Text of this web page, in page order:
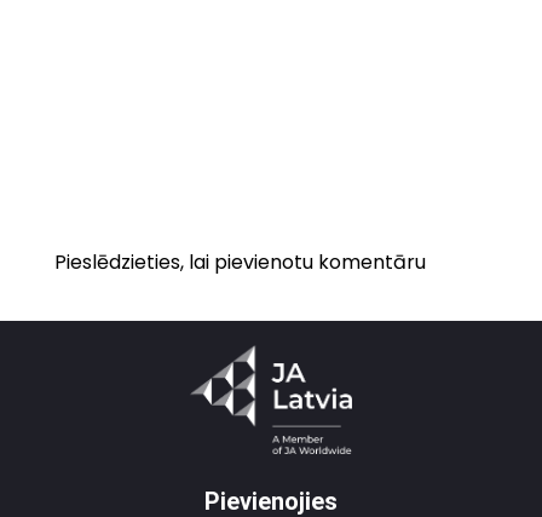
Pieslēdzieties, lai pievienotu komentāru
Pievienojies